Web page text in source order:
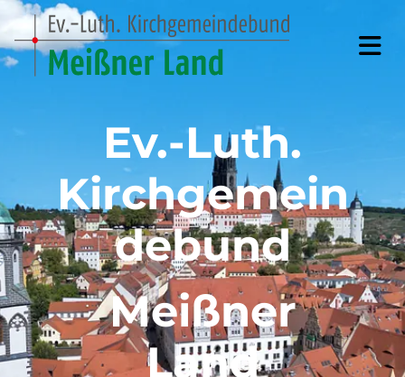
Ev.-Luth.
Kirchgemein
debund
Meißner
Land